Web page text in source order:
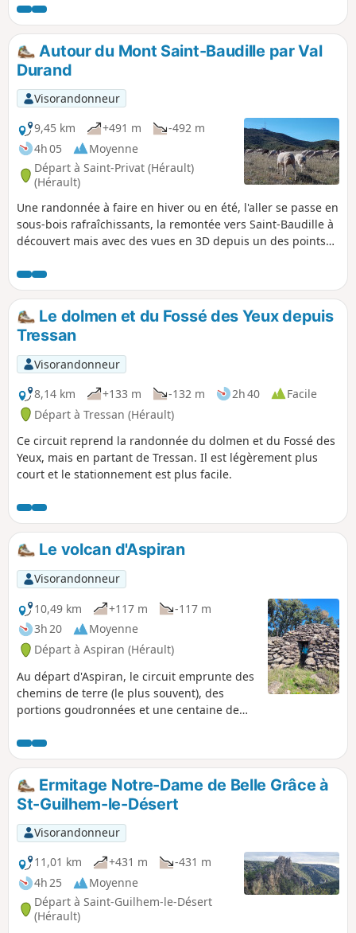
de Saint-Guilhem-le-Désert et Saint-Jean-de-Fos, l’itinéraire
reste praticable mais le PR® des Fenestrettes est impacté,
ainsi que la voie d'Arles (GR®653). Merci de vous informer
auprès de l’Office de Tourisme Saint-Guilhem – Vallée de
l’Hérault sur la praticabilité de l’itinéraire.
Autour du Mont Saint-Baudille par Val
Durand
Visorandonneur
9,45 km
+491 m
-492 m
4h 05
Moyenne
Départ à Saint-Privat (Hérault)
(Hérault)
Une randonnée à faire en hiver ou en été, l'aller se passe en
sous-bois rafraîchissants, la remontée vers Saint-Baudille à
découvert mais avec des vues en 3D depuis un des points
Le dolmen et du Fossé des Yeux depuis
Tressan
Visorandonneur
8,14 km
+133 m -132 m 2h 40
Facile
Départ à Tressan (Hérault)
Ce circuit reprend la randonnée du dolmen et du Fossé des
Yeux, mais en partant de Tressan. Il est légèrement plus
court et le stationnement est plus facile.
Le volcan d'Aspiran
Visorandonneur
10,49 km
+117 m
-117 m
3h 20
Moyenne
Départ à Aspiran (Hérault)
Au départ d'Aspiran, le circuit emprunte des
chemins de terre (le plus souvent), des
portions goudronnées et une centaine de
Jusqu'au (7), le tracé suit le balisage des
randonnées vélo 14-17. Belles vues sur la
plaine de l’Hérault, le Pic Saint-Loup, le Mont
Saint-Baudille, le Mont Liausson et le Pic de
Vissou.
Ermitage Notre-Dame de Belle Grâce à
St-Guilhem-le-Désert
Visorandonneur
11,01 km
+431 m
-431 m
4h 25
Moyenne
Départ à Saint-Guilhem-le-Désert
(Hérault)